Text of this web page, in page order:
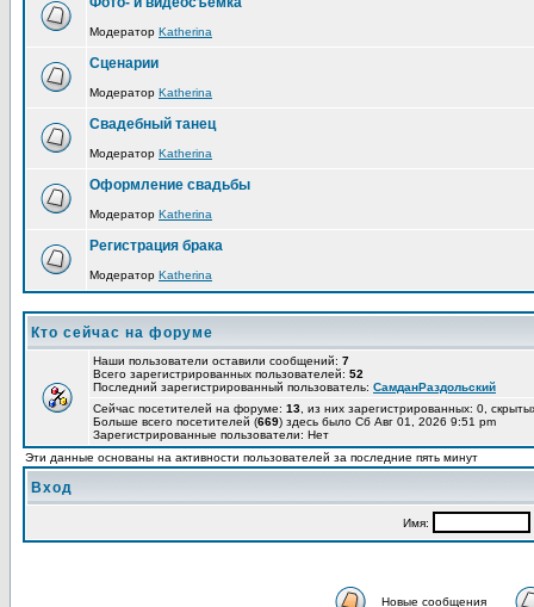
Модератор Katherina
Сценарии
Модератор Katherina
Свадебный танец
Модератор Katherina
Оформление свадьбы
Модератор Katherina
Регистрация брака
Модератор Katherina
Кто сейчас на форуме
Наши пользователи оставили сообщений: 7
Всего зарегистрированных пользователей: 52
Последний зарегистрированный пользователь: СамданРаздольский
Сейчас посетителей на форуме: 13 , из них зарегистрированных: 0,
Больше всего посетителей (669) здесь было Сб Авг 01, 2026 9:51 pm
Зарегистрированные пользователи: Нет
Эти данные основаны на активности пользователей за последние пять минут
Вход
Имя:
Новые сообщения